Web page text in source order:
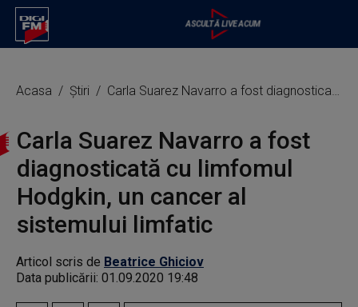
Acasa Știri Carla Suarez Navarro a fost diagnosticată cu limfomul Hodgkin, un cancer al sistemului limfatic
Carla Suarez Navarro a fost
diagnosticată cu limfomul
Hodgkin, un cancer al
sistemului limfatic
Articol scris de Beatrice Ghiciov
Data publicării: 01.09.2020 19:48